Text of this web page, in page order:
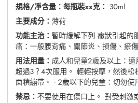
規格/凈含量：每瓶裝xx克： 30ml
主要成分： 薄荷
功能主治： 暫時緩解下列 癥狀引起的
痛：一般腰背痛、關節炎、損傷、瘀
用法用量： 成人和兒童2歲及以上：
超過3？4次服用。 輕輕按摩，然後松
面積繃帶。 - 2歲以下的兒童：切勿使
禁忌： 不要使用在傷口上。 對受刺激